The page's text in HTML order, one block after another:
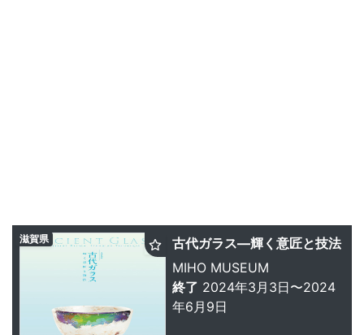
古代ガラス—輝く意匠と技法
MIHO MUSEUM
終了 2024年3月3日〜2024
年6月9日
滋賀県